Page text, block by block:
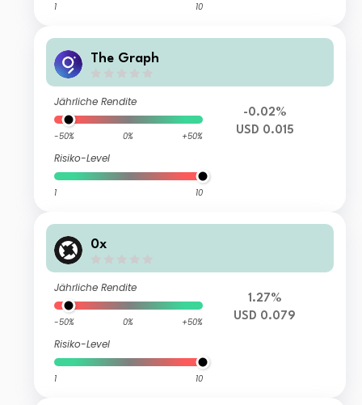
1 10
The Graph
Jährliche Rendite
-50% 0% +50%
Risiko-Level
1 10
-0.02%
USD 0.015
0x
Jährliche Rendite
-50% 0% +50%
Risiko-Level
1 10
1.27%
USD 0.079